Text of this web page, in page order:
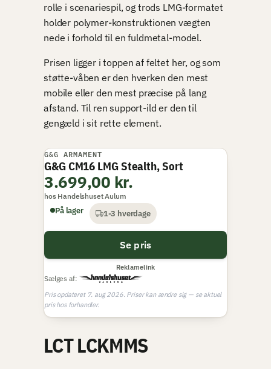
rolle i scenariespil, og trods LMG-formatet
holder polymer-konstruktionen vægten
nede i forhold til en fuldmetal-model.
Prisen ligger i toppen af feltet her, og som
støtte-våben er den hverken den mest
mobile eller den mest præcise på lang
afstand. Til ren support-ild er den til
gengæld i sit rette element.
G&G ARMAMENT
G&G CM16 LMG Stealth, Sort
3.699,00 kr.
hos Handelshuset Aulum
På lager 1-3 hverdage
Se pris
Reklamelink
Sælges af:
Pris opdateret 7. aug 2026. Priser kan ændre sig — se aktuel
pris hos forhandler.
LCT LCKMMS